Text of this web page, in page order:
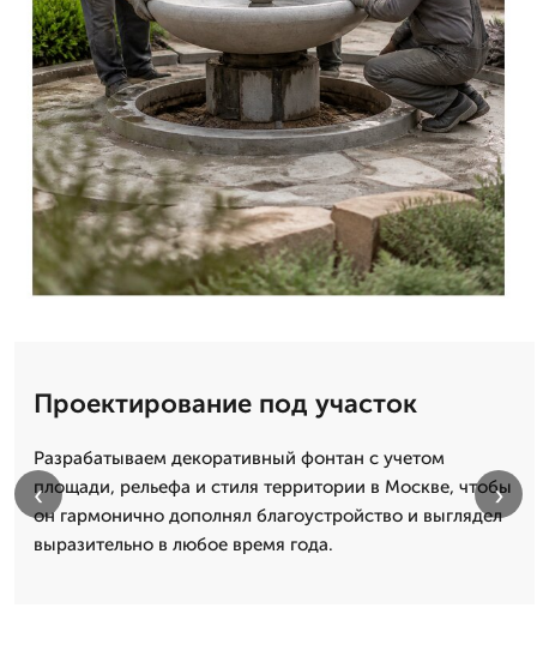
Проектирование под участок
Разрабатываем декоративный фонтан с учетом
площади, рельефа и стиля территории в Москве, чтобы
он гармонично дополнял благоустройство и выглядел
выразительно в любое время года.
‹ ›